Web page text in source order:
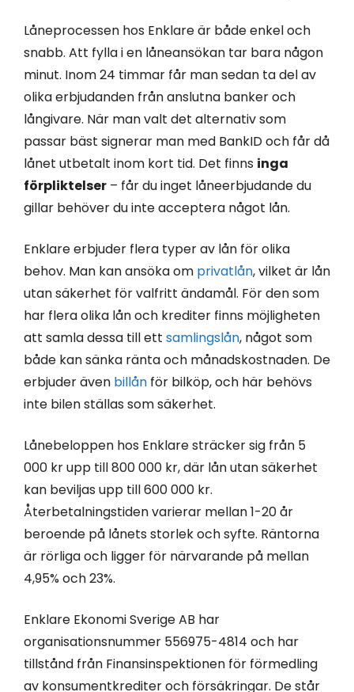
Låneprocessen hos Enklare är både enkel och
snabb. Att fylla i en låneansökan tar bara någon
minut. Inom 24 timmar får man sedan ta del av
olika erbjudanden från anslutna banker och
långivare. När man valt det alternativ som
passar bäst signerar man med BankID och får då
lånet utbetalt inom kort tid. Det finns inga
förpliktelser – får du inget låneerbjudande du
gillar behöver du inte acceptera något lån.
Enklare erbjuder flera typer av lån för olika
behov. Man kan ansöka om privatlån, vilket är lån
utan säkerhet för valfritt ändamål. För den som
har flera olika lån och krediter finns möjligheten
att samla dessa till ett samlingslån, något som
både kan sänka ränta och månadskostnaden. De
erbjuder även billån för bilköp, och här behövs
inte bilen ställas som säkerhet.
Lånebeloppen hos Enklare sträcker sig från 5
000 kr upp till 800 000 kr, där lån utan säkerhet
kan beviljas upp till 600 000 kr.
Återbetalningstiden varierar mellan 1-20 år
beroende på lånets storlek och syfte. Räntorna
är rörliga och ligger för närvarande på mellan
4,95% och 23%.
Enklare Ekonomi Sverige AB har
organisationsnummer 556975-4814 och har
tillstånd från Finansinspektionen för förmedling
av konsumentkrediter och försäkringar. De står